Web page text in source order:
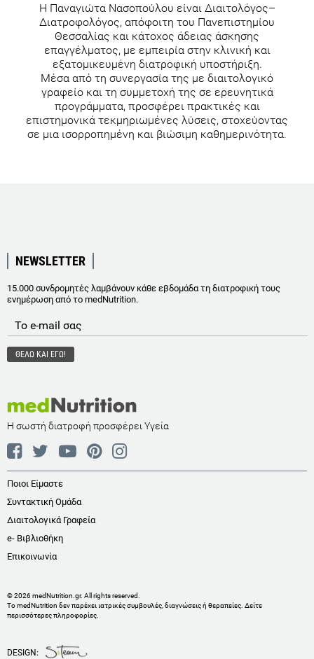
Η Παναγιώτα Νασοπούλου είναι Διαιτολόγος–
Διατροφολόγος, απόφοιτη του Πανεπιστημίου
Θεσσαλίας και κάτοχος άδειας άσκησης
επαγγέλματος, με εμπειρία στην κλινική και
εξατομικευμένη διατροφική υποστήριξη.
Μέσα από τη συνεργασία της με διαιτολογικό
γραφείο και τη συμμετοχή της σε ερευνητικά
προγράμματα, προσφέρει πρακτικές και
επιστημονικά τεκμηριωμένες λύσεις, στοχεύοντας
σε μια ισορροπημένη και βιώσιμη καθημερινότητα.
NEWSLETTER
15.000 συνδρομητές λαμβάνουν κάθε εβδομάδα τη διατροφική τους
ενημέρωση από το medNutrition.
Η σωστή διατροφή προσφέρει Υγεία
Ποιοι Είμαστε
Συντακτική Ομάδα
Διαιτολογικά Γραφεία
e- Βιβλιοθήκη
Επικοινωνία
© 2026 medNutrition.gr. All rights reserved.
Το medNutrition δεν παρέχει ιατρικές συμβουλές, διαγνώσεις ή θεραπείες. Δείτε
περισσότερες πληροφορίες
DESIGN: